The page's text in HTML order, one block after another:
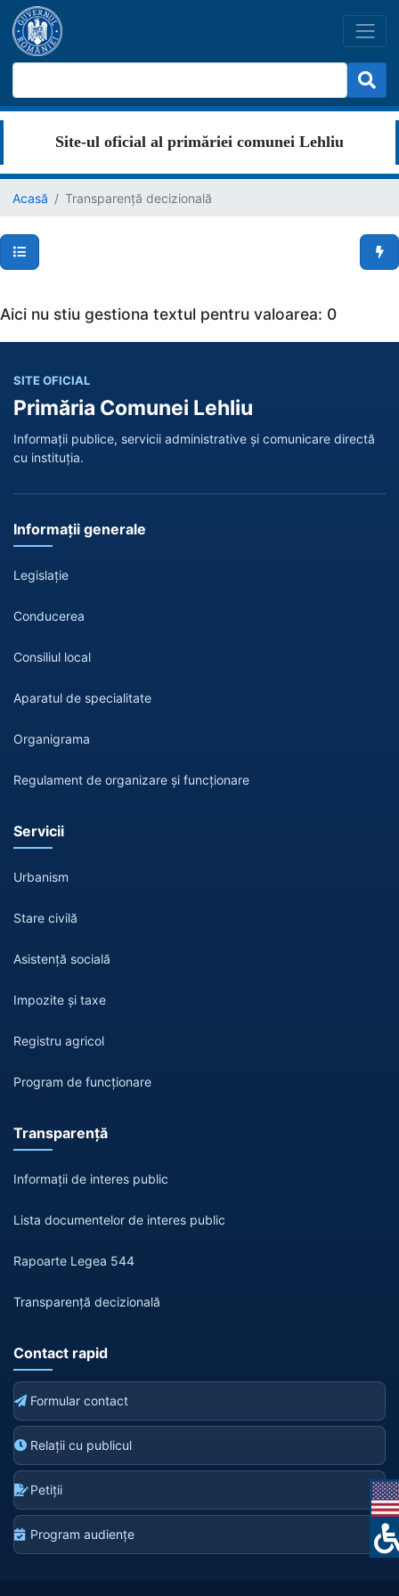
Site-ul oficial al primăriei comunei Lehliu
Acasă Transparență decizională
Secțiuni pagină
Aici nu stiu gestiona textul pentru valoarea: 0
SITE OFICIAL
Primăria Comunei Lehliu
Informații publice, servicii administrative și comunicare directă
cu instituția.
Informații generale
Legislație
Conducerea
Consiliul local
Aparatul de specialitate
Organigrama
Regulament de organizare și funcționare
Servicii
Urbanism
Stare civilă
Asistență socială
Impozite și taxe
Registru agricol
Program de funcționare
Transparență
Informații de interes public
Lista documentelor de interes public
Rapoarte Legea 544
Transparență decizională
Contact rapid
Formular contact
Relații cu publicul
Petiții
Program audiențe